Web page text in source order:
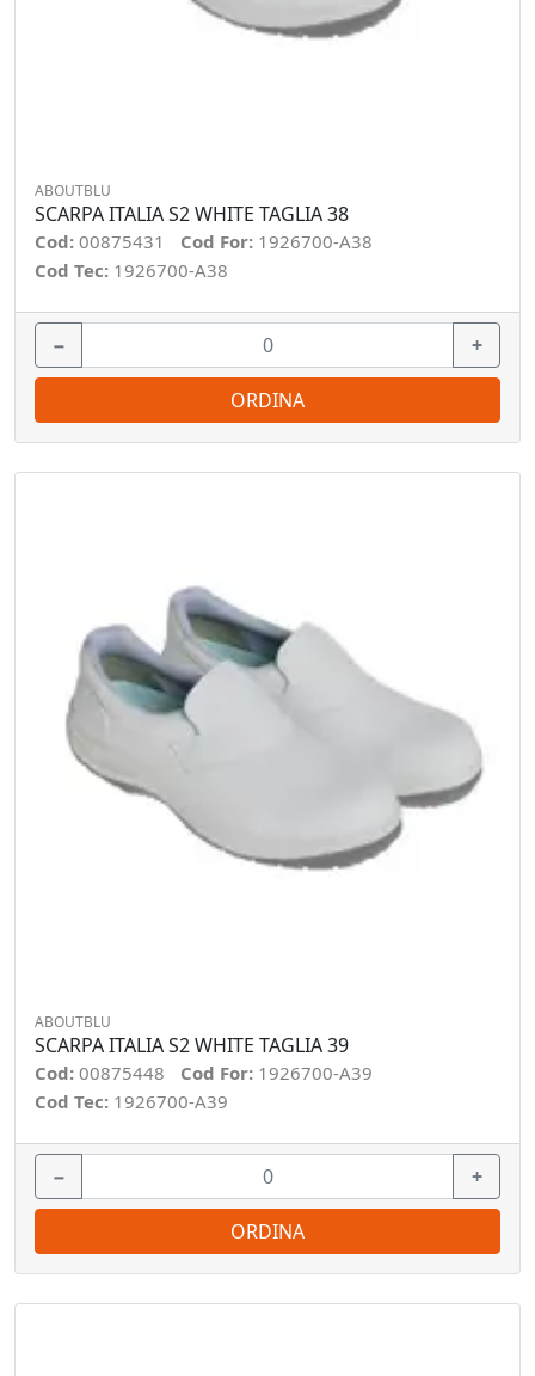
ABOUTBLU
SCARPA ITALIA S2 WHITE TAGLIA 38
Cod: 00875431 Cod For: 1926700-A38
Cod Tec: 1926700-A38
− +
ORDINA
ABOUTBLU
SCARPA ITALIA S2 WHITE TAGLIA 39
Cod: 00875448 Cod For: 1926700-A39
Cod Tec: 1926700-A39
− +
ORDINA